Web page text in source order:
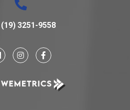
3251-9558